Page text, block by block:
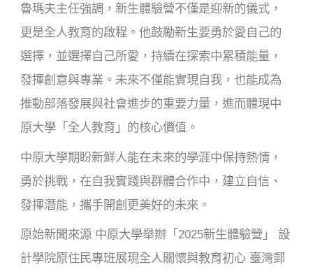
魯瑪夫主任強調，新生體驗營不僅是迎新的儀式，
更是全人教育的啟程。他鼓勵新生要勇於愛自己的
選擇，並選擇自己所愛，持續在探索中累積能量，
發揮創意與專業。未來不僅能實現自我，也能成為
推動部落發展與社會進步的重要力量，進而體現中
原大學「全人教育」的核心價值。
中原大學期盼新鮮人能在未來的學涯中保持熱情，
勇於挑戰，在自我實踐與群體合作中，建立自信、
發揮潛能，攜手開創更美好的未來。
原始新聞來源 中原大學舉辦「2025新生體驗營」 設
計學院原住民專班展現全人關懷與教育初心 臺灣郵